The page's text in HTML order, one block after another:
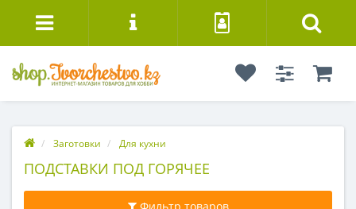
Заготовки Для кухни
ПОДСТАВКИ ПОД ГОРЯЧЕЕ